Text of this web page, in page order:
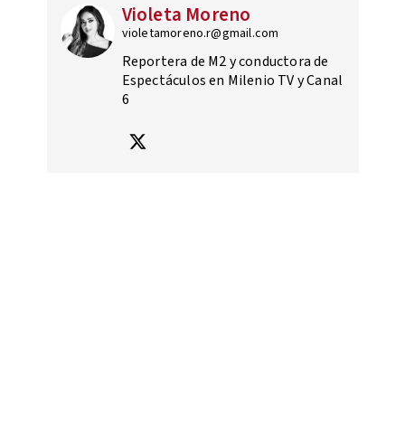
Violeta Moreno
violetamoreno.r@gmail.com
Reportera de M2 y conductora de
Espectáculos en Milenio TV y Canal
6